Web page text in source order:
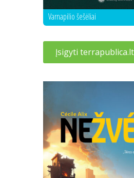
Varnapilio šešėliai
Įsigyti terrapublica.lt